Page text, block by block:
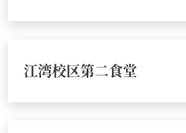
江湾校区第二食堂